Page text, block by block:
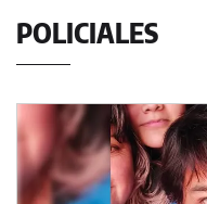
POLICIALES